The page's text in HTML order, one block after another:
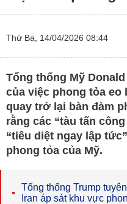
Thứ Ba, 14/04/2026 08:44
Tổng thống Mỹ
của việc phong tỏa eo
quay trở lại bàn đàm
rằng các “tàu tấn
“tiêu diệt ngay lập
phong tỏa của Mỹ.
Tổng thống Trump
Iran áp sát khu vực